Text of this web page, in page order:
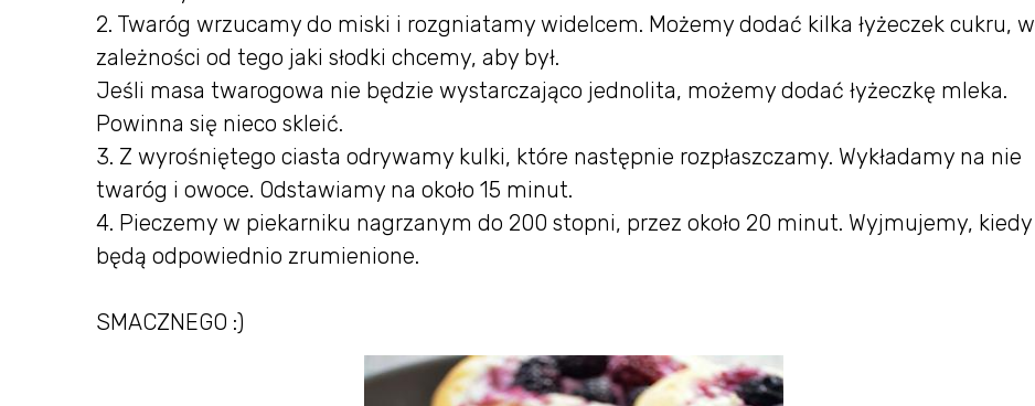
2. Twaróg wrzucamy do miski i rozgniatamy widelcem. Możemy dodać kilka łyżeczek cukru, w
zależności od tego jaki słodki chcemy, aby był.
Jeśli masa twarogowa nie będzie wystarczająco jednolita, możemy dodać łyżeczkę mleka.
Powinna się nieco skleić.
3. Z wyrośniętego ciasta odrywamy kulki, które następnie rozpłaszczamy. Wykładamy na nie
twaróg i owoce. Odstawiamy na około 15 minut.
4. Pieczemy w piekarniku nagrzanym do 200 stopni, przez około 20 minut. Wyjmujemy, kiedy
będą odpowiednio zrumienione.
SMACZNEGO :)